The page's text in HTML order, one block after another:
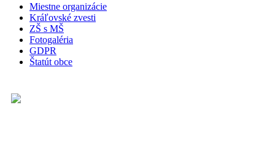
Miestne organizácie
Kráľovské zvesti
ZŠ s MŠ
Fotogaléria
GDPR
Štatút obce